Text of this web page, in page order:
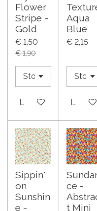
Flower
Stripe -
Gold
€ 1,50
€ 1,90
In winkelwagen
Aqua
Blue
€ 2,15
In
Sippin'
on
Sunshin
e -
ce -
t Mini